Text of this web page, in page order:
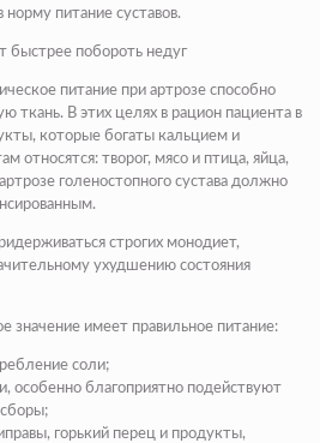
питание суставов.
быстрее побороть недуг
питание при артрозе способно
ткань. В этих целях в рацион пациента в
которые богаты кальцием и
относятся: творог, мясо и птица, яйца,
голеностопного сустава должно
строгих монодиет,
ухудшению состояния
значение имеет правильное питание:
соли;
особенно благоприятно подействуют
горький перец и продукты,